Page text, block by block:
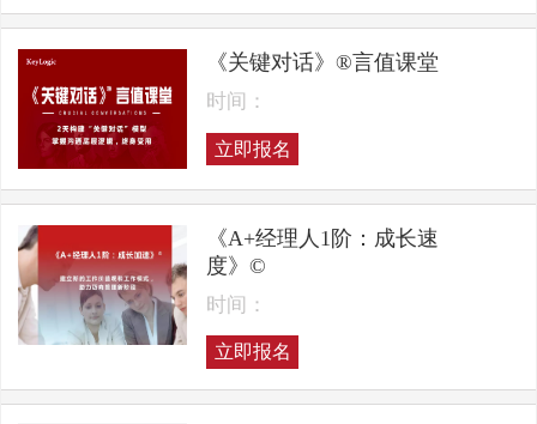
《关键对话》®言值课堂
时间：
立即报名
《A+经理人1阶：成长速
度》©
时间：
立即报名